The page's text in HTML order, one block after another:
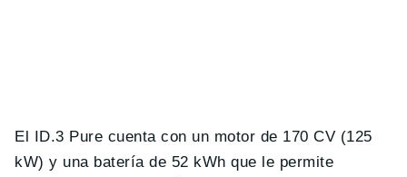
El ID.3 Pure cuenta con un motor de 170 CV (125
kW) y una batería de 52 kWh que le permite